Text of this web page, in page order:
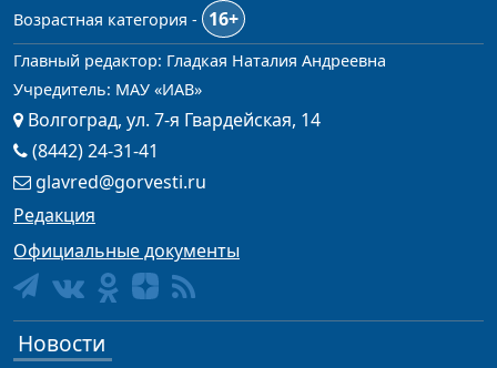
Возрастная категория -
16+
Главный редактор: Гладкая Наталия Андреевна
Учредитель: МАУ «ИАВ»
Волгоград, ул. 7-я Гвардейская, 14
(8442) 24-31-41
glavred@gorvesti.ru
Редакция
Официальные документы
Новости